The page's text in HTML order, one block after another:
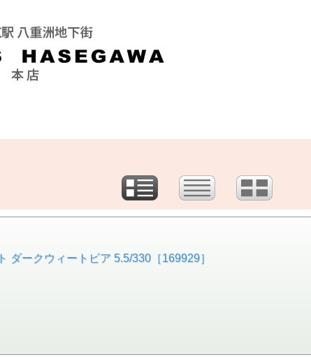
ダークウィートビア 5.5/330［169929］